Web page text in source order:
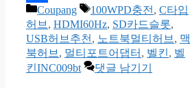
Share
카
테
고
리
Coupang
태
그
100WPD충전 , C타입
허브 , HDMI60Hz, SD카드슬롯,
USB허브추천 , 노트북멀티허브 , 맥
북허브 , 멀티포트어댑터 , 벨킨, 벨
킨INC009bt
댓글 남기기